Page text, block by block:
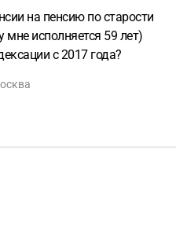
на пенсию по старости
мне исполняется 59 лет)
с 2017 года?